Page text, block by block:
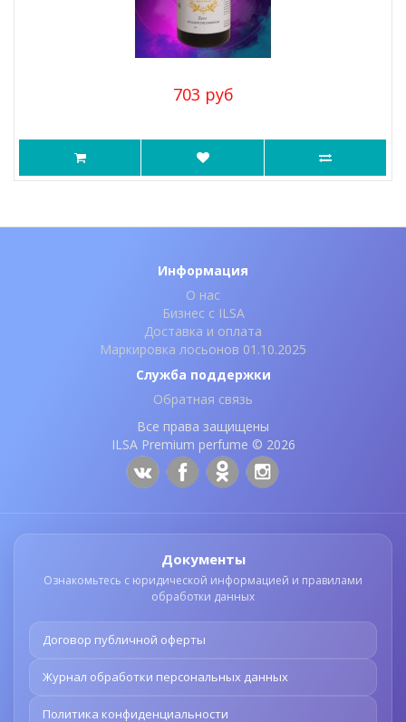
703 руб
Информация
О нас
Бизнес с ILSA
Доставка и оплата
Маркировка лосьонов 01.10.2025
Служба поддержки
Обратная связь
Все права защищены
ILSA Premium perfume © 2026
Документы
Ознакомьтесь с юридической информацией и правилами
обработки данных
Договор публичной оферты
Журнал обработки персональных данных
Политика конфиденциальности